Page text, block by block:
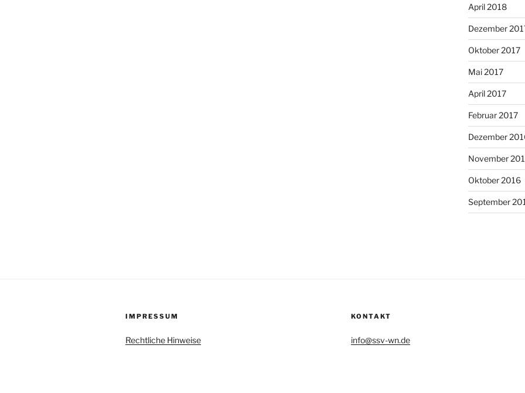
April 2018
Dezember
Oktober 2017
Mai 2017
April 2017
Februar 2017
Dezember
November
Oktober 2016
September
IMPRESSUM
Rechtliche Hinweise
KONTAKT
info@ssv-wn.de